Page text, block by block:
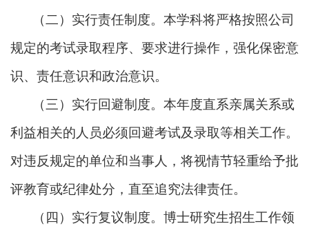
（二）实行责任制度。本学科将严格按照公司
规定的考试录取程序、要求进行操作，强化保密意
识、责任意识和政治意识。
（三）实行回避制度。本年度直系亲属关系或
利益相关的人员必须回避考试及录取等相关工作。
对违反规定的单位和当事人，将视情节轻重给予批
评教育或纪律处分，直至追究法律责任。
（四）实行复议制度。博士研究生招生工作领